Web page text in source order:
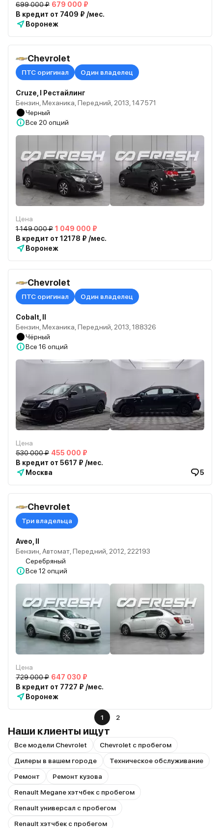
699 000 ₽ 679 000 ₽
В кредит от 7409 ₽ /мес.
Воронеж
Chevrolet
ПТС оригинал Один владелец
Cruze, I Рестайлинг
Бензин, Механика, Передний, 2013, 147571
Черный
Все 20 опций
Цена
1 149 000 ₽ 1 049 000 ₽
В кредит от 12178 ₽ /мес.
Воронеж
Chevrolet
ПТС оригинал Один владелец
Cobalt, II
Бензин, Механика, Передний, 2013, 188326
Чёрный
Все 16 опций
Цена
530 000 ₽ 455 000 ₽
В кредит от 5617 ₽ /мес.
Москва
5
Chevrolet
Три владельца
Aveo, II
Бензин, Автомат, Передний, 2012, 222193
Серебряный
Все 12 опций
Цена
729 000 ₽ 647 030 ₽
В кредит от 7727 ₽ /мес.
Воронеж
1 2
Наши клиенты ищут
Все модели Chevrolet
Chevrolet с пробегом
Дилеры в вашем городе
Техническое обслуживание
Ремонт
Ремонт кузова
Renault Megane хэтчбек с пробегом
Renault универсал с пробегом
Renault хэтчбек с пробегом